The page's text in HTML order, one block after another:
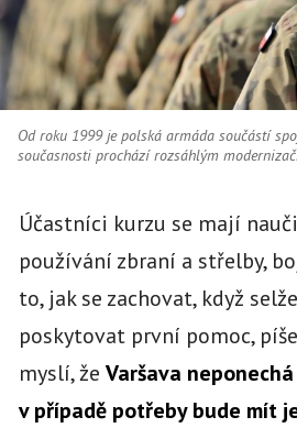
Od roku 1999 je polská armáda součástí
současnosti prochází rozsáhlým
Účastníci kurzu se mají
používání zbraní a střelby,
to, jak se zachovat, když
poskytovat první pomoc,
myslí, že Varšava
v případě potřeby bude mít